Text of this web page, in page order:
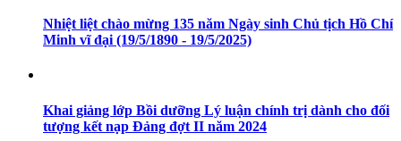
Nhiệt liệt chào mừng 135 năm Ngày sinh Chủ tịch Hồ Chí
Minh vĩ đại (19/5/1890 - 19/5/2025)
Khai giảng lớp Bồi dưỡng Lý luận chính trị dành cho đối
tượng kết nạp Đảng đợt II năm 2024